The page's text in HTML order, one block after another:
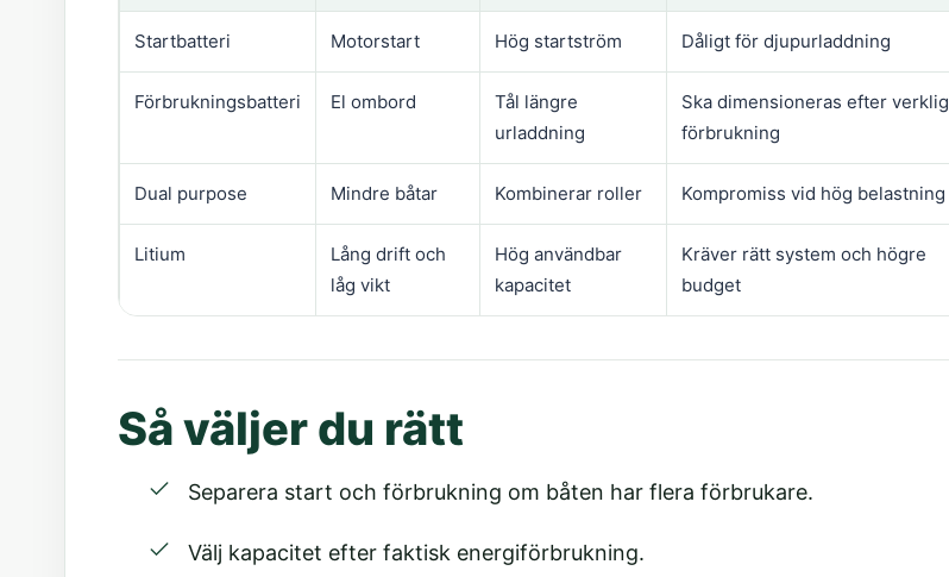
Startbatteri Motorstart Hög startström Dåligt för djupurladdning
Förbrukningsbatteri El ombord
Tål längre
urladdning
Ska dimensioneras efter verklig
förbrukning
Dual purpose Mindre båtar Kombinerar roller Kompromiss vid hög belastning
Litium
Lång drift och
låg vikt
Hög användbar
kapacitet
Kräver rätt system och högre
budget
Så väljer du rätt
Separera start och förbrukning om båten har flera förbrukare.
Välj kapacitet efter faktisk energiförbrukning.